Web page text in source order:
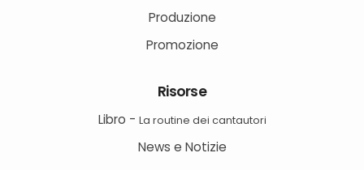
Produzione
Promozione
Risorse
Libro - La routine dei cantautori
News e Notizie